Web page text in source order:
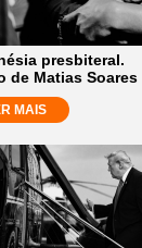
presbiteral.
de Matias Soares
MAIS